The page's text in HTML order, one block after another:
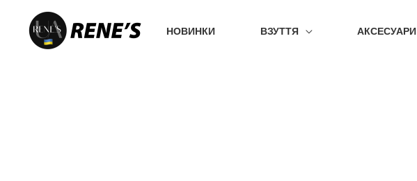
Перейти
НОВИНКИ ВЗУТТЯ АКСЕСУАРИ